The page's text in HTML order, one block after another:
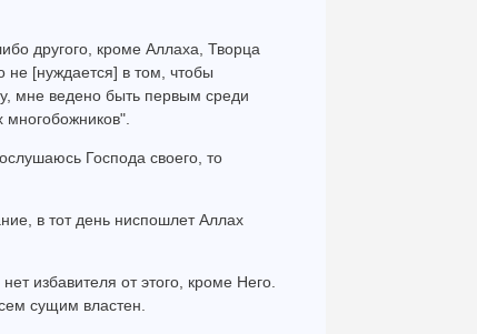
другого, кроме Аллаха, Творца
не [нуждается] в том, чтобы
мне ведено быть первым среди
многобожников".
Господа своего, то
в тот день ниспошлет Аллах
избавителя от этого, кроме Него.
сущим властен.